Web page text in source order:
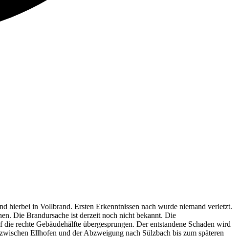
hierbei in Vollbrand. Ersten Erkenntnissen nach wurde niemand verletzt.
Die Brandursache ist derzeit noch nicht bekannt. Die
rechte Gebäudehälfte übergesprungen. Der entstandene Schaden wird
Ellhofen und der Abzweigung nach Sülzbach bis zum späteren